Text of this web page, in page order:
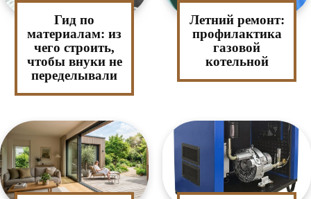
Гид по
материалам: из
чего строить,
чтобы внуки не
переделывали
Летний ремонт:
профилактика
газовой
котельной